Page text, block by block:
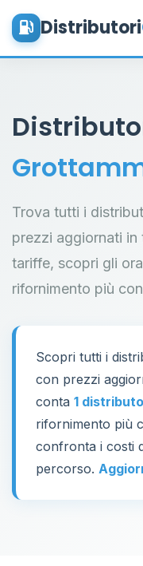
Distributori
Trova tutti i
prezzi aggiornati
tariffe, scopri gli
rifornimento più
Scopri tutti i
con prezzi
conta 1
rifornimento più
confronta i costi
percorso.